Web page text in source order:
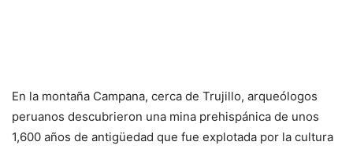
En la montaña Campana, cerca de Trujillo, arqueólogos
peruanos descubrieron una mina prehispánica de unos
1,600 años de antigüedad que fue explotada por la cultura